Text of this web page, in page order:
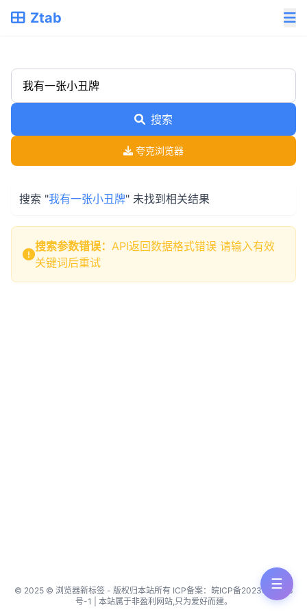
Ztab
搜索
夸克浏览器
搜索 "我有一张小丑牌" 未找到相关结果
搜索参数错误： API返回数据格式错误 请输入有效
关键词后重试
☰
© 2025 © 浏览器新标签 - 版权归本站所有 ICP备案：皖ICP备2023005246
号-1 | 本站属于非盈利网站,只为爱好而建。